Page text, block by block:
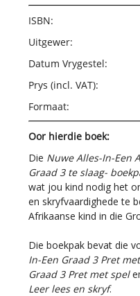
ISBN:
Uitgewer:
Datum Vrygestel:
Prys (incl. VAT):
Formaat:
Oor hierdie boek:
Die Nuwe Alles-In-Een
Graad 3te slaag-
wat jou kind nodig het
en skryfvaardighede te
Afrikaanse kind in die
Die boekpak bevat die
In-Een Graad 3 Pret
Graad 3 Pret met spel
Leer lees en skryf.